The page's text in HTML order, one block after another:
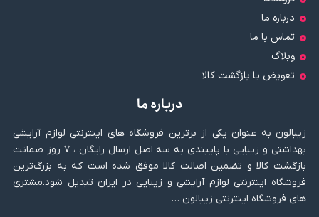
درباره ما
تماس با ما
وبلاگ
تعویض یا بازگشت کالا
درباره ما
زیبالون به عنوان یکی از برترین فروشگاه های اینترنتی لوازم آرایشی
بهداشتی و زیبایی با پایبندی به سه اصل ارسال رایگان ، ۷ روز ضمانت
بازگشت کالا و تضمین اصالت کالا موفق شده است که به بزرگ‌ترین
فروشگاه اینترنتی لوازم آرایشی و زیبایی در ایران تبدیل شود.مشتری
های فروشگاه اینترنتی زیبالون …